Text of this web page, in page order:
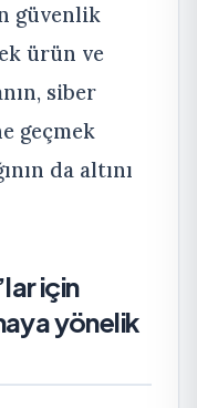
güvenlik
ürün ve
siber
geçmek
da altını
için
yönelik